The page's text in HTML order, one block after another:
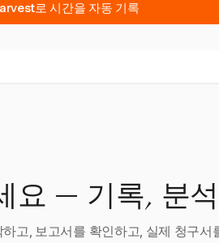
로 시간을 자동 기록
요 — 기록, 분
고, 보고서를 확인하고, 실제 청구